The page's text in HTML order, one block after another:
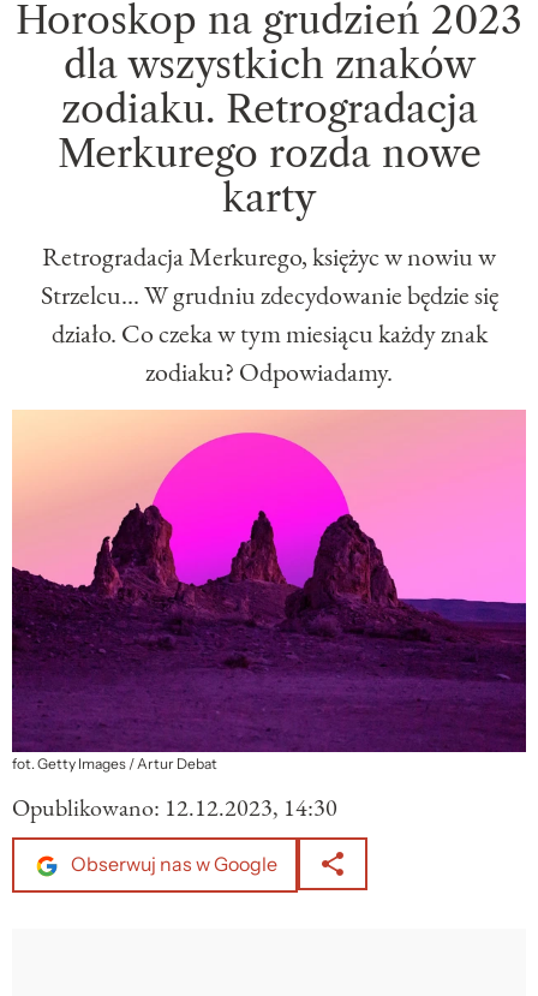
Horoskop na grudzień 2023
dla wszystkich znaków
zodiaku. Retrogradacja
Merkurego rozda nowe
karty
Retrogradacja Merkurego, księżyc w nowiu w
Strzelcu... W grudniu zdecydowanie będzie się
działo. Co czeka w tym miesiącu każdy znak
zodiaku? Odpowiadamy.
fot. Getty Images / Artur Debat
Opublikowano: 12.12.2023, 14:30
Obserwuj nas w Google